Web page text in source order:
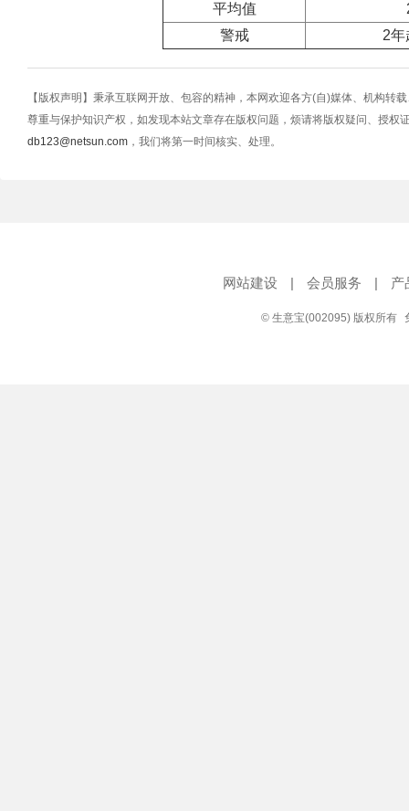
平均值
警戒
2年
【版权声明】秉承互联网开放、包容的精神，本网欢迎各方(自)媒体、机构转
尊重与保护知识产权，如发现本站文章存在版权问题，烦请将版权疑问、授权
db123@netsun.com ，我们将第一时间核实、处理。
网站建设 | 会员服务 | 产
© 生意宝(002095) 版权所有